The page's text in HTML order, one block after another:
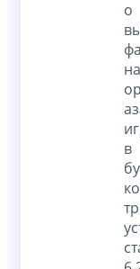
о
в